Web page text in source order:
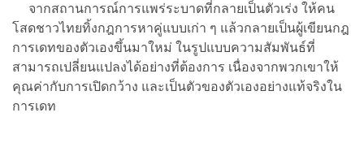
จากสถานการณ์การแพร่ระบาดที่กลายเป็นตัวเร่ง ให้คน
โสดชาวไทยทิ้งกฎการหาคู่แบบเก่า ๆ แล้วกลายเป็นผู้เขียนกฎ
การเดทของตัวเองขึ้นมาใหม่ ในรูปแบบความสัมพันธ์ที่
สามารถเปลี่ยนแปลงได้อย่างที่ต้องการ เนื่องจากพวกเขาให้
คุณค่ากับการเปิดกว้าง และเป็นตัวของตัวเองอย่างแท้จริงใน
การเดท